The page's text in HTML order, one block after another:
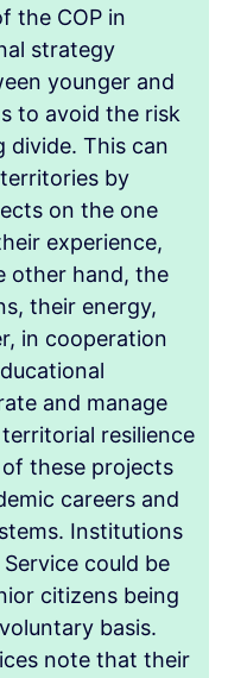
the COP in
strategy
younger and
to avoid the risk
divide. This can
by
on the one
experience,
other hand, the
their energy,
in cooperation
and manage
resilience
these projects
careers and
Institutions
could be
citizens being
basis.
note that their